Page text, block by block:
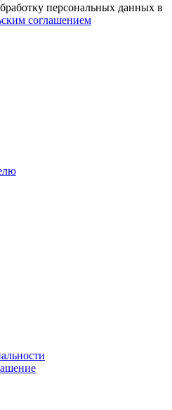
персональных данных в
соглашением